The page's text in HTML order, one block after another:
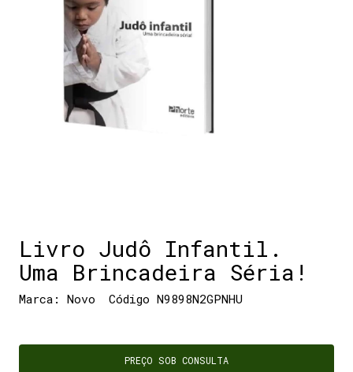
Livro Judô Infantil.
Uma Brincadeira Séria!
Marca: Novo Código N9898N2GPNHU